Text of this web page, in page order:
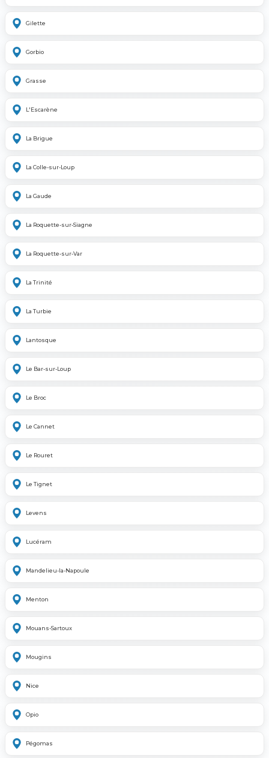
Gilette
Gorbio
Grasse
L'Escarène
La Brigue
La Colle-sur-Loup
La Gaude
La Roquette-sur-Siagne
La Roquette-sur-Var
La Trinité
La Turbie
Lantosque
Le Bar-sur-Loup
Le Broc
Le Cannet
Le Rouret
Le Tignet
Levens
Lucéram
Mandelieu-la-Napoule
Menton
Mouans-Sartoux
Mougins
Nice
Opio
Pégomas